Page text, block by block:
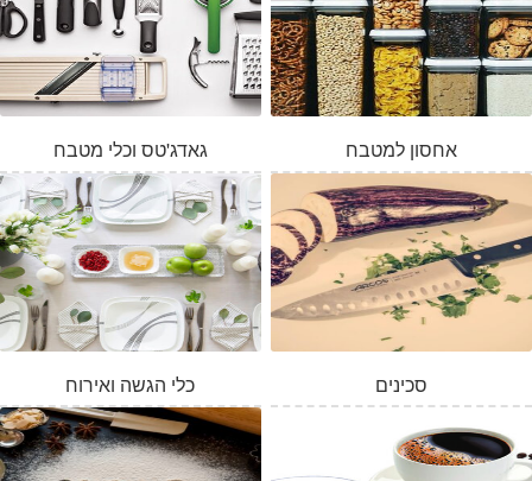
גאדג'טס וכלי מטבח אחסון למטבח
כלי הגשה ואירוח סכינים